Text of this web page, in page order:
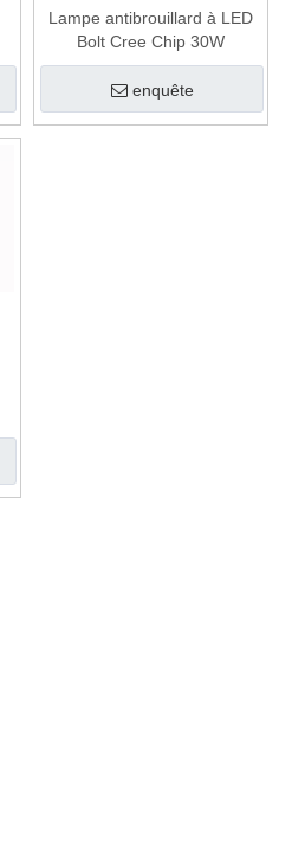
Lampe antibrouillard à LED
Bolt Cree Chip 30W
enquête